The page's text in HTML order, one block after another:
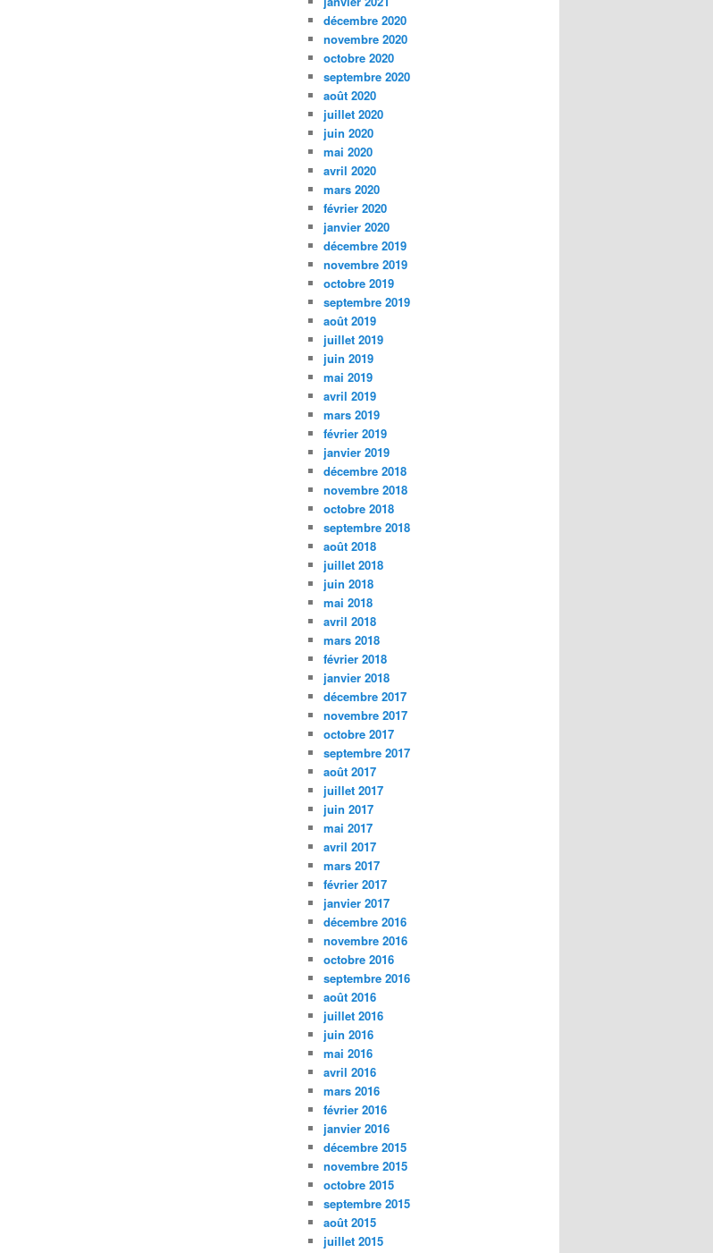
décembre 2020
novembre 2020
octobre 2020
septembre 2020
août 2020
juillet 2020
juin 2020
mai 2020
avril 2020
mars 2020
février 2020
janvier 2020
décembre 2019
novembre 2019
octobre 2019
septembre 2019
août 2019
juillet 2019
juin 2019
mai 2019
avril 2019
mars 2019
février 2019
janvier 2019
décembre 2018
novembre 2018
octobre 2018
septembre 2018
août 2018
juillet 2018
juin 2018
mai 2018
avril 2018
mars 2018
février 2018
janvier 2018
décembre 2017
novembre 2017
octobre 2017
septembre 2017
août 2017
juillet 2017
juin 2017
mai 2017
avril 2017
mars 2017
février 2017
janvier 2017
décembre 2016
novembre 2016
octobre 2016
septembre 2016
août 2016
juillet 2016
juin 2016
mai 2016
avril 2016
mars 2016
février 2016
janvier 2016
décembre 2015
novembre 2015
octobre 2015
septembre 2015
août 2015
juillet 2015